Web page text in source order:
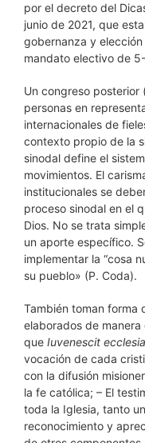
por el decreto del
junio de 2021, que
gobernanza y
mandato electivo de
Un congreso posterior
personas en
internacionales de
contexto propio de la
sinodal define el
movimientos. El
institucionales se
proceso sinodal en el
Dios. No se trata
un aporte específico.
implementar la “cosa
su pueblo» (P. Coda).
También toman forma
elaborados de
que Iuvenescit ecclesia
vocación de cada
con la difusión
la fe católica; – El
toda la Iglesia, tanto
reconocimiento y